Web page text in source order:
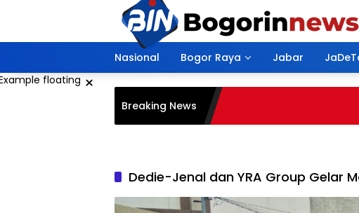
Nasional Bogor Raya Jabar
×
Breaking News
Dedie-Jenal dan YRA Group Gelar